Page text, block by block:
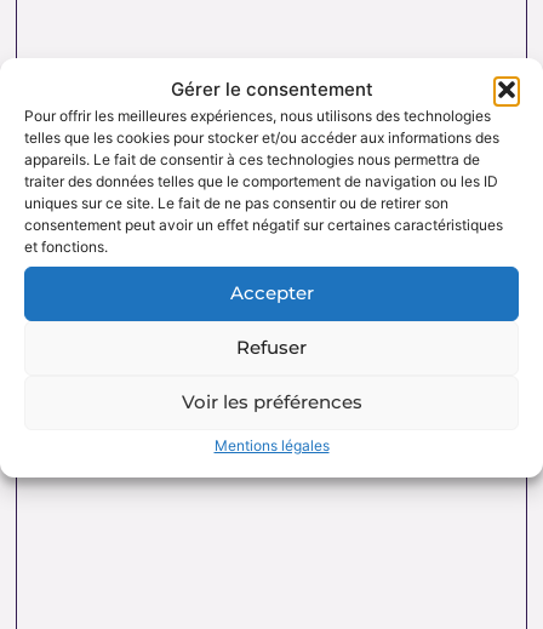
Gérer le consentement
Pour offrir les meilleures expériences, nous utilisons des technologies
telles que les cookies pour stocker et/ou accéder aux informations des
appareils. Le fait de consentir à ces technologies nous permettra de
traiter des données telles que le comportement de navigation ou les ID
uniques sur ce site. Le fait de ne pas consentir ou de retirer son
consentement peut avoir un effet négatif sur certaines caractéristiques
et fonctions.
Accepter
Refuser
Voir les préférences
Mentions légales
Des pierres naturelles authentiques et de qualité
Nous sélectionnons rigoureusement nos minéraux
pour vous offrir des pierres 100 % naturelles, non
traitées et chargées d’une énergie pure. Chaque
cristal est choisi pour sa beauté, sa vibration et son
authenticité afin de vous garantir un produit à la
hauteur de vos attentes.